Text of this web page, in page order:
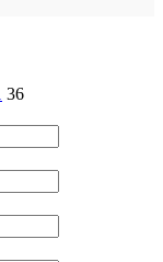
36